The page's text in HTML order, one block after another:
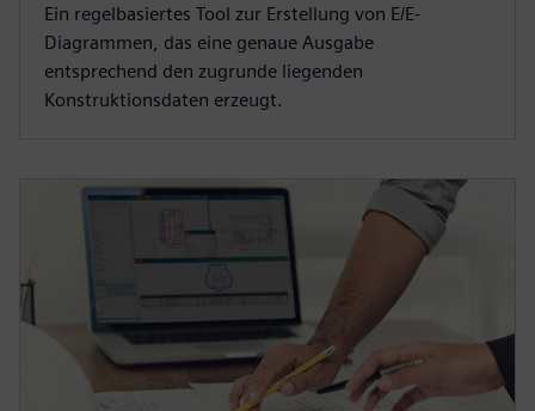
Ein regelbasiertes Tool zur Erstellung von E/E-
Diagrammen, das eine genaue Ausgabe
entsprechend den zugrunde liegenden
Konstruktionsdaten erzeugt.